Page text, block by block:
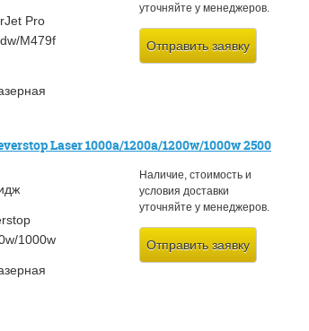
Pro
M479f
уточняйте у менеджеров.
Отправить заявку
Laser 1000a/1200a/1200w/1000w 2500
1000w
Наличие, стоимость и
условия доставки
уточняйте у менеджеров.
Отправить заявку